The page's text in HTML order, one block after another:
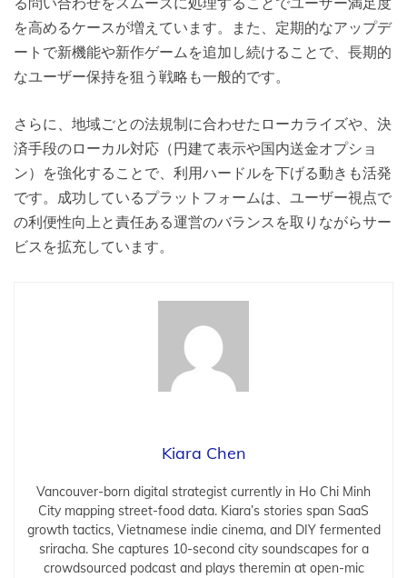
を高めるケースが増えています。また、定期的なアップデ
ートで新機能や新作ゲームを追加し続けることで、長期的
なユーザー保持を狙う戦略も一般的です。
さらに、地域ごとの法規制に合わせたローカライズや、決
済手段のローカル対応（円建て表示や国内送金オプショ
ン）を強化することで、利用ハードルを下げる動きも活発
です。成功しているプラットフォームは、ユーザー視点で
の利便性向上と責任ある運営のバランスを取りながらサー
ビスを拡充しています。
Kiara Chen
Vancouver-born digital strategist currently in Ho Chi Minh
City mapping street-food data. Kiara’s stories span SaaS
growth tactics, Vietnamese indie cinema, and DIY fermented
sriracha. She captures 10-second city soundscapes for a
crowdsourced podcast and plays theremin at open-mic